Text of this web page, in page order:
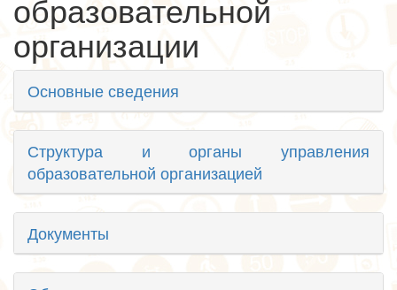
образовательной
организации
Основные сведения
Структура и органы управления
образовательной организацией
Документы